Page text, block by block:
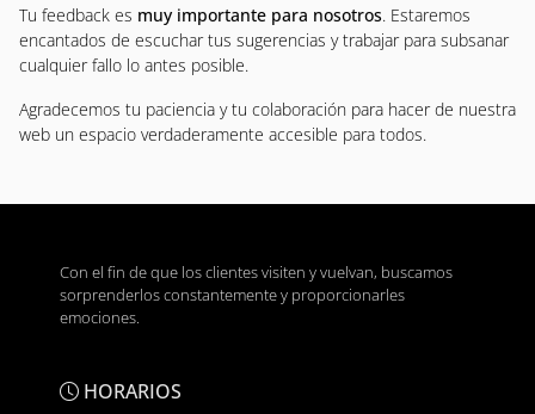
Tu feedback es muy importante para nosotros. Estaremos
encantados de escuchar tus sugerencias y trabajar para subsanar
cualquier fallo lo antes posible.
Agradecemos tu paciencia y tu colaboración para hacer de nuestra
web un espacio verdaderamente accesible para todos.
Con el fin de que los clientes visiten y vuelvan, buscamos
sorprenderlos constantemente y proporcionarles
emociones.
HORARIOS